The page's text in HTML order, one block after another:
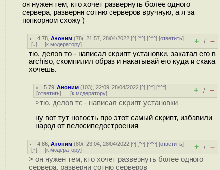
он нужен тем, кто хочет развернуть более одного
сервера, разверни сотню серверов вручную, а я за
попкорном схожу )
4.78 ,Аноним (78), 21:57, 28/04/2022 [^] [^^] [^^^] [ответить]
[↓] [к модератору] + / –
тю, делов то - написал скрипт установки, закатал его в
archiso, скомпилил образ и накатывай его куда и скака
хочешь.
5.79 ,Аноним (103), 22:09, 28/04/2022 [^] [^^] [^^^]
[ответить] [к модератору] + / –
>тю, делов то - написал скрипт установки
ну вот тут новость про этот самый скрипт, избавили
народ от велосипедостроения
4.86 ,Аноним (80), 23:04, 28/04/2022 [^] [^^] [^^^] [ответить]
[↑] [к модератору] + / –
> он нужен тем, кто хочет развернуть более одного
сервера, разверни сотню серверов